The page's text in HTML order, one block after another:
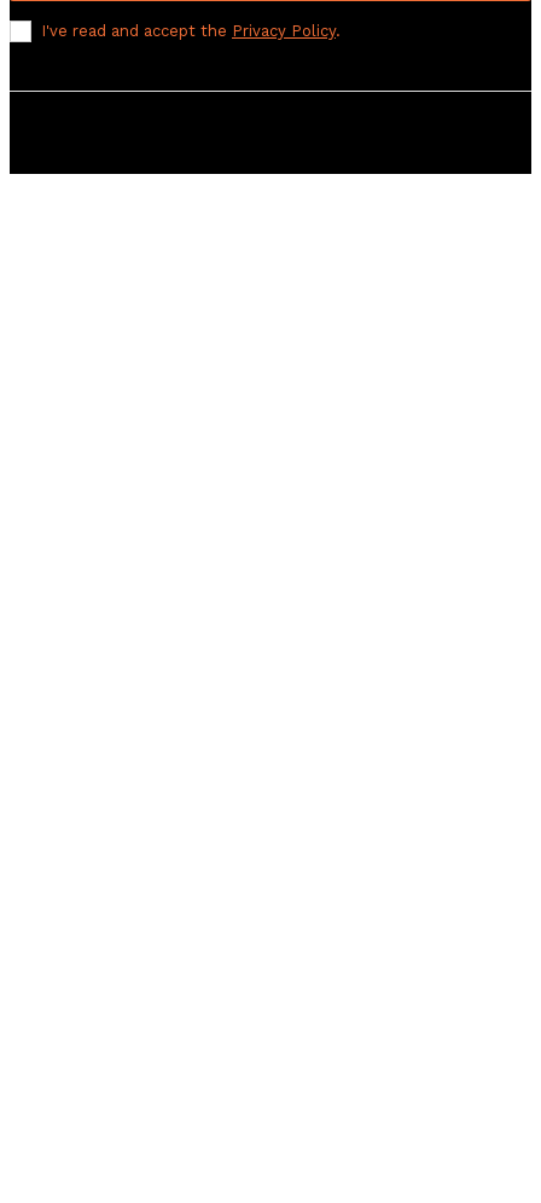
I've read and accept the Privacy Policy.